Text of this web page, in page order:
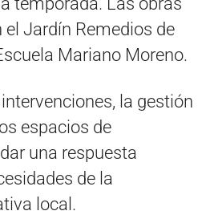
el Jardín Remedios de
Mariano Moreno.
la gestión
espacios de
una respuesta
de la
local.